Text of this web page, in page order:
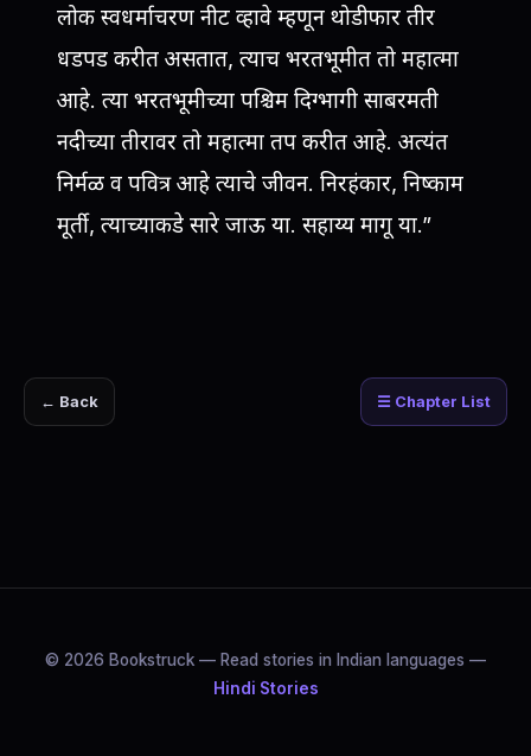
लोक स्वधर्माचरण नीट व्हावे म्हणून थोडीफार तीर
धडपड करीत असतात, त्याच भरतभूमीत तो महात्मा
आहे. त्या भरतभूमीच्या पश्चिम दिग्भागी साबरमती
नदीच्या तीरावर तो महात्मा तप करीत आहे. अत्यंत
निर्मळ व पवित्र आहे त्याचे जीवन. निरहंकार, निष्काम
मूर्ती, त्याच्याकडे सारे जाऊ या. सहाय्य मागू या.”
← Back ☰ Chapter List
© 2026 Bookstruck — Read stories in Indian languages —
Hindi Stories